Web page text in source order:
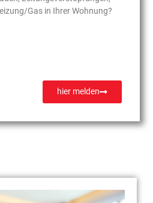
Gas in Ihrer Wohnung?
hier melden